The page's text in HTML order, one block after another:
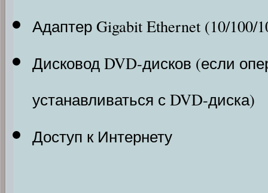
Адаптер Gigabit Ethernet (10/100/
Дисковод DVD-дисков (если
устанавливаться с DVD-диска)
Доступ к Интернету